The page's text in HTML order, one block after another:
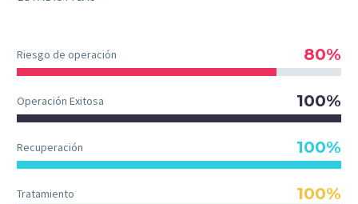
Riesgo de operación 80%
Operación Exitosa 100%
Recuperación 100%
Tratamiento 100%